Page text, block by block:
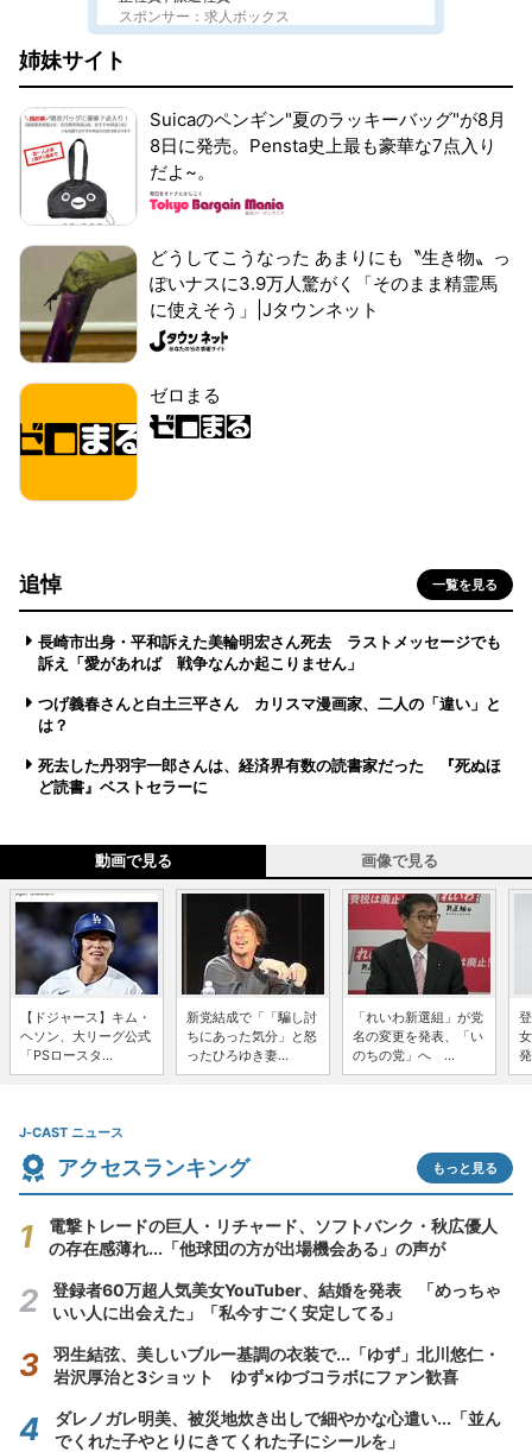
スポンサー：求人ボックス
姉妹サイト
Suicaのペンギン"夏のラッキーバッグ"が8月
8日に発売。Pensta史上最も豪華な7点入り
だよ~。
どうしてこうなった あまりにも〝生き物〟っ
ぽいナスに3.9万人驚がく「そのまま精霊馬
に使えそう」|Jタウンネット
ゼロまる
追悼 一覧を見る
長崎市出身・平和訴えた美輪明宏さん死去 ラストメッセージでも
訴え「愛があれば 戦争なんか起こりません」
つげ義春さんと白土三平さん カリスマ漫画家、二人の「違い」と
は？
死去した丹羽宇一郎さんは、経済界有数の読書家だった 『死ぬほ
ど読書』ベストセラーに
動画で見る 画像で見る
【ドジャース】キム・
ヘソン、大リーグ公式
「PSロースタ...
新党結成で「「騙し討
ちにあった気分」と怒
ったひろゆき妻...
「れいわ新選組」が党
名の変更を発表、「い
のちの党」へ ...
J-CAST ニュース
アクセスランキング もっと見る
電撃トレードの巨人・リチャード、ソフトバンク・秋広優人
の存在感薄れ...「他球団の方が出場機会ある」の声が
登録者60万超人気美女YouTuber、結婚を発表 「めっちゃ
いい人に出会えた」「私今すごく安定してる」
羽生結弦、美しいブルー基調の衣装で...「ゆず」北川悠仁・
岩沢厚治と3ショット ゆず×ゆづコラボにファン歓喜
ダレノガレ明美、被災地炊き出しで細やかな心遣い...「並ん
でくれた子やとりにきてくれた子にシールを」